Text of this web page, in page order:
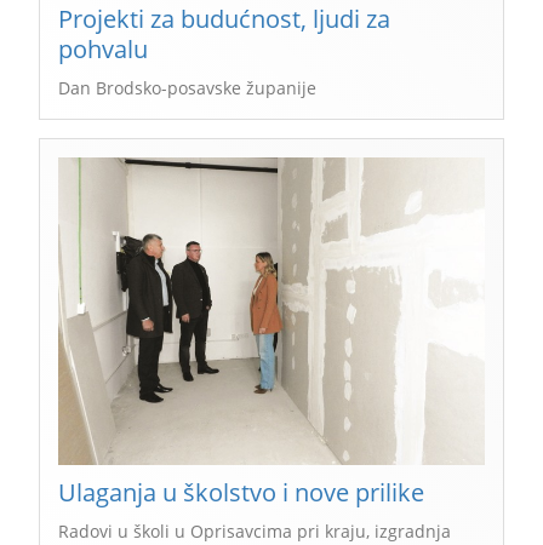
Projekti za budućnost, ljudi za
pohvalu
Dan Brodsko-posavske županije
Ulaganja u školstvo i nove prilike
Radovi u školi u Oprisavcima pri kraju, izgradnja